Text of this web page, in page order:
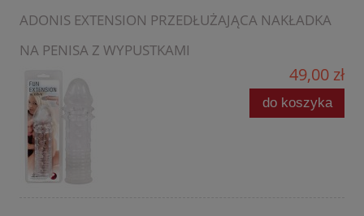
ADONIS EXTENSION PRZEDŁUŻAJĄCA NAKŁADKA
NA PENISA Z WYPUSTKAMI
49,00 zł
do koszyka